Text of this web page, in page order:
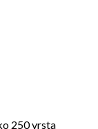
250 vrsta